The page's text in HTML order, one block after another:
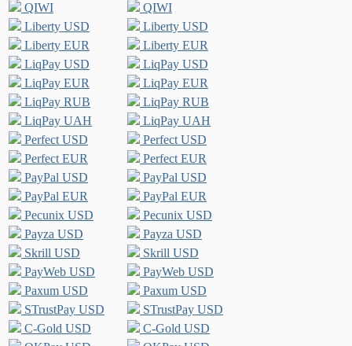
QIWI
QIWI
Liberty USD
Liberty USD
Liberty EUR
Liberty EUR
LiqPay USD
LiqPay USD
LiqPay EUR
LiqPay EUR
LiqPay RUB
LiqPay RUB
LiqPay UAH
LiqPay UAH
Perfect USD
Perfect USD
Perfect EUR
Perfect EUR
PayPal USD
PayPal USD
PayPal EUR
PayPal EUR
Pecunix USD
Pecunix USD
Payza USD
Payza USD
Skrill USD
Skrill USD
PayWeb USD
PayWeb USD
Paxum USD
Paxum USD
STrustPay USD
STrustPay USD
C-Gold USD
C-Gold USD